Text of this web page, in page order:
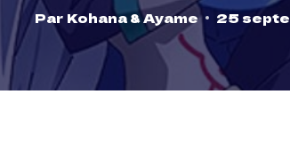
Par Kohana & Ayame 25